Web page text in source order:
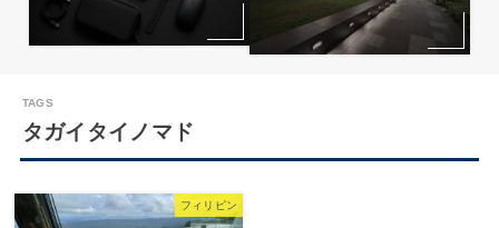
タガイタイノマド
フィリピン